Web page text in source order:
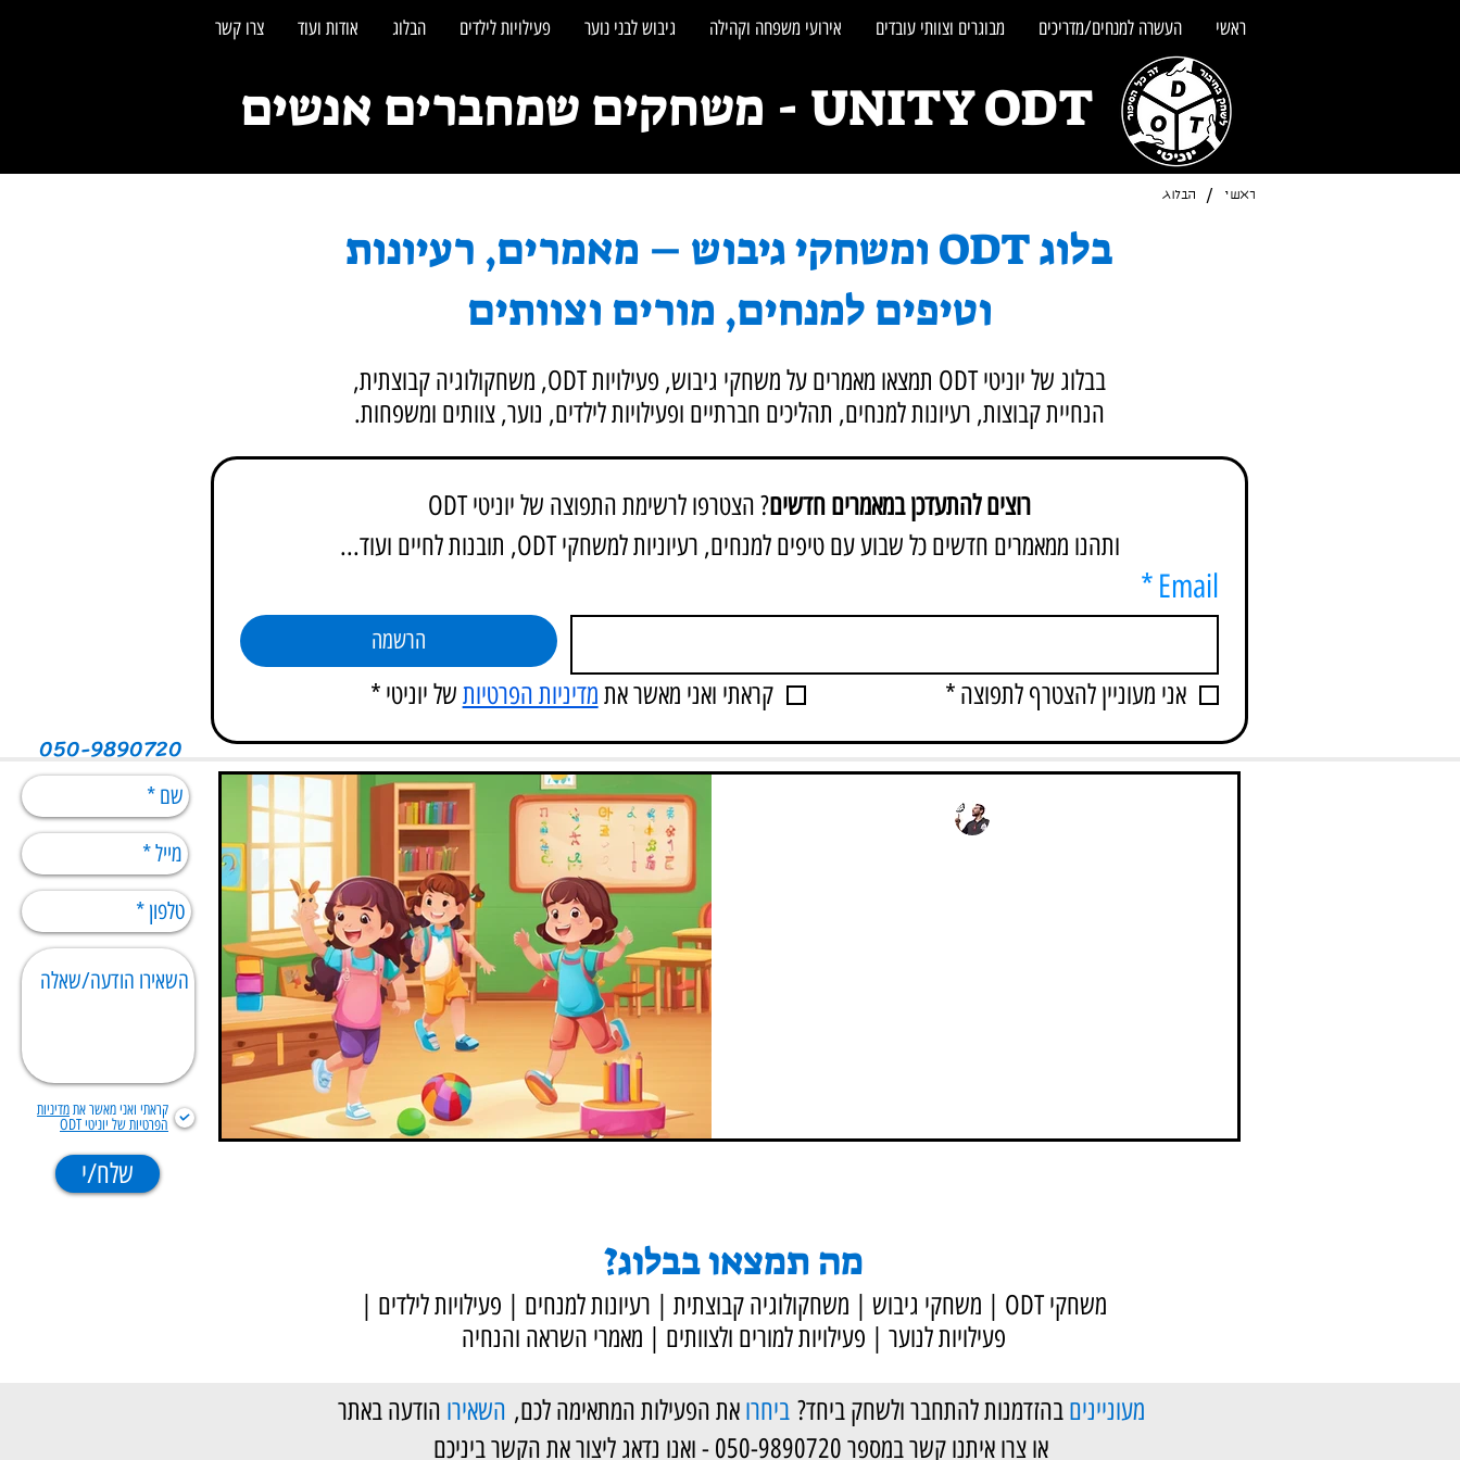
UNITY ODT - משחקים שמחברים אנשים
ראשי העשרה למנחים/מדריכים מבוגרים וצוותי עובדים אירועי משפחה וקהילה גיבוש לבני נוער פעילויות לילדים הבלוג אודות ועוד צרו קשר
050-9890720
קראתי ואני מאשר אתמדיניות
הפרטיות של יוניטי ODT
שלח/י
ראשי / הבלוג
בלוג ODT ומשחקי גיבוש – מאמרים, רעיונות
וטיפים למנחים, מורים וצוותים
בבלוג של יוניטי ODT תמצאו מאמרים על משחקי גיבוש, פעילויות ODT, משחקולוגיה קבוצתית,
הנחיית קבוצות, רעיונות למנחים, תהליכים חברתיים ופעילויות לילדים, נוער, צוותים ומשפחות.
רוצים להתעדכן במאמרים חדשים? הצטרפו לרשימת התפוצה של יוניטי ODT
ותהנו ממאמרים חדשים כל שבוע עם טיפים למנחים, רעיוניות למשחקי ODT, תובנות לחיים ועוד...
Email
*
הרשמה
אני מעוניין להצטרף לתפוצה * קראתי ואני מאשר את מדיניות הפרטיות של יוניטי *
הצלחה ואולי גם קצת כיף. אותו הדבר בדיוק צריך להתרחש כשילד נכנס לבית...
מה תמצאו בבלוג?
משחקי ODT | משחקי גיבוש | משחקולוגיה קבוצתית | רעיונות למנחים | פעילויות לילדים |
פעילויות לנוער | פעילויות למורים ולצוותים | מאמרי השראה והנחיה
מעונייניםבהזדמנות להתחבר ולשחק ביחד?ביחרואת הפעילות המתאימה לכם, השאירו הודעה באתר
או צרו איתנו קשר במספר 050-9890720 - ואנו נדאג ליצור את הקשר ביניכם